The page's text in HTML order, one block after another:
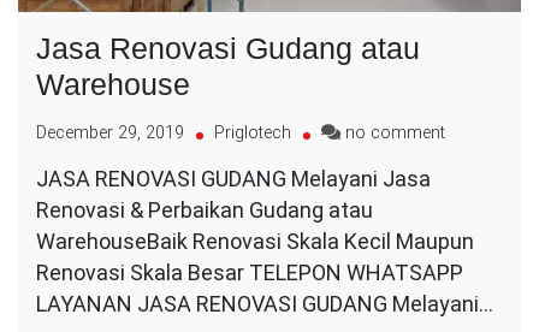
Jasa Renovasi Gudang atau
Warehouse
December 29, 2019 Priglotech no commenton
atau
JASA RENOVASI GUDANG Melayani Jasa
Renovasi & Perbaikan Gudang atau
WarehouseBaik Renovasi Skala Kecil Maupun
Renovasi Skala Besar TELEPON WHATSAPP
LAYANAN JASA RENOVASI GUDANG Melayani…